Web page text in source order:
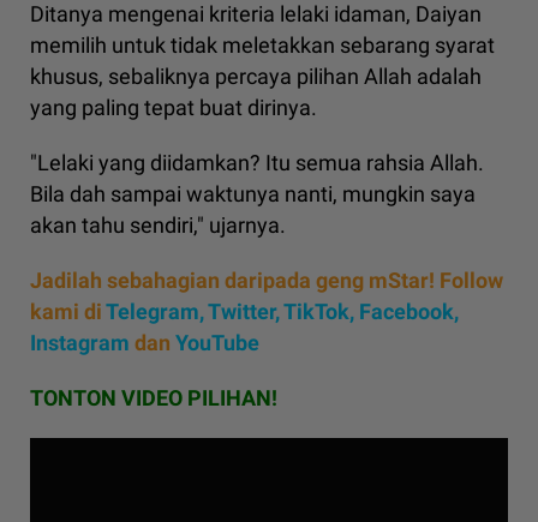
Ditanya mengenai kriteria lelaki idaman, Daiyan
memilih untuk tidak meletakkan sebarang syarat
khusus, sebaliknya percaya pilihan Allah adalah
yang paling tepat buat dirinya.
"Lelaki yang diidamkan? Itu semua rahsia Allah.
Bila dah sampai waktunya nanti, mungkin saya
akan tahu sendiri," ujarnya.
Jadilah sebahagian daripada geng mStar! Follow
kami diTelegram,Twitter,TikTok, Facebook,
Instagram dan YouTube
TONTON VIDEO PILIHAN!